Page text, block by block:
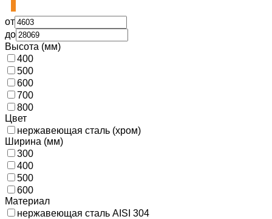
от
до
Высота (мм)
400
500
600
700
800
Цвет
нержавеющая сталь (хром)
Ширина (мм)
300
400
500
600
Материал
нержавеющая сталь AISI 304